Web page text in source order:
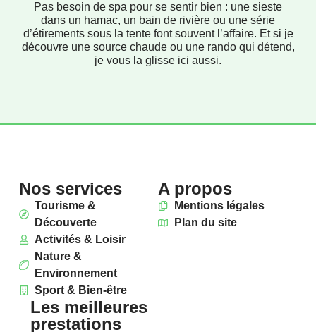
Pas besoin de spa pour se sentir bien : une sieste
dans un hamac, un bain de rivière ou une série
d’étirements sous la tente font souvent l’affaire. Et si je
découvre une source chaude ou une rando qui détend,
je vous la glisse ici aussi.
Nos services
Tourisme &
Découverte
Activités & Loisir
Nature &
Environnement
Sport & Bien-être
A propos
Mentions légales
Plan du site
Les meilleures
prestations